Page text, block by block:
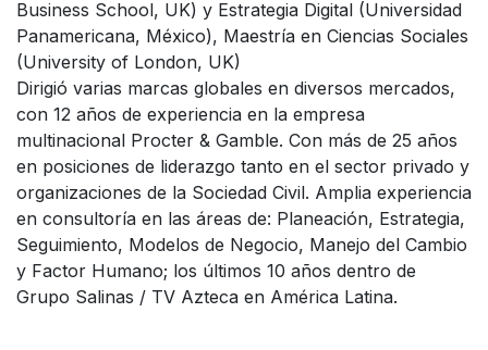
Business School, UK) y Estrategia Digital (Universidad
Panamericana, México), Maestría en Ciencias Sociales
(University of London, UK)
Dirigió varias marcas globales en diversos mercados,
con 12 años de experiencia en la empresa
multinacional Procter & Gamble. Con más de 25 años
en posiciones de liderazgo tanto en el sector privado y
organizaciones de la Sociedad Civil. Amplia experiencia
en consultoría en las áreas de: Planeación, Estrategia,
Seguimiento, Modelos de Negocio, Manejo del Cambio
y Factor Humano; los últimos 10 años dentro de
Grupo Salinas / TV Azteca en América Latina.